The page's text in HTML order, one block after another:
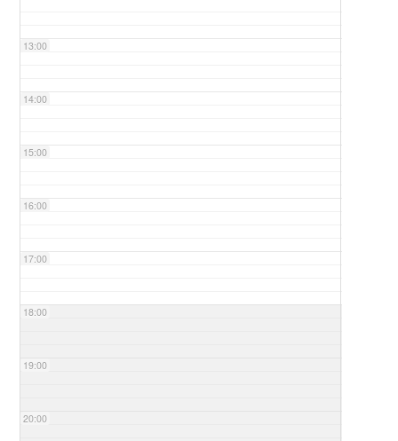
13:00
14:00
15:00
16:00
17:00
18:00
19:00
20:00